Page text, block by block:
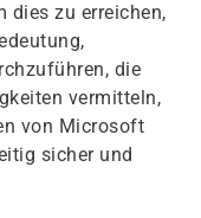
dies zu erreichen,
die
vermitteln,
von Microsoft
sicher und